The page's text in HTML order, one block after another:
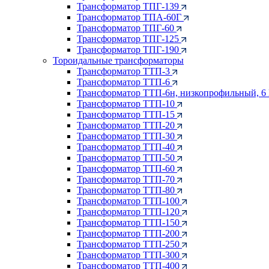
Трансформатор ТПГ-139
Трансформатор ТПА-60Г
Трансформатор ТПГ-60
Трансформатор ТПГ-125
Трансформатор ТПГ-190
Тороидальные трансформаторы
Трансформатор ТТП-3
Трансформатор ТТП-6
Трансформатор ТТП-6н, низкопрофильный,
Трансформатор ТТП-10
Трансформатор ТТП-15
Трансформатор ТТП-20
Трансформатор ТТП-30
Трансформатор ТТП-40
Трансформатор ТТП-50
Трансформатор ТТП-60
Трансформатор ТТП-70
Трансформатор ТТП-80
Трансформатор ТТП-100
Трансформатор ТТП-120
Трансформатор ТТП-150
Трансформатор ТТП-200
Трансформатор ТТП-250
Трансформатор ТТП-300
Трансформатор ТТП-400